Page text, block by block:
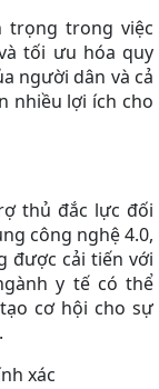
trọng trong việc
tối ưu hóa quy
người dân và cả
nhiều lợi ích cho
thủ đắc lực đối
công nghệ 4.0,
được cải tiến với
y tế có thể
cơ hội cho sự
xác